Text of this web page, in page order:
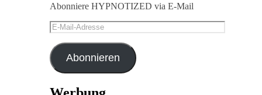
Abonniere HYPNOTIZED via E-Mail
E-
Mail-
Adresse
Abonnieren